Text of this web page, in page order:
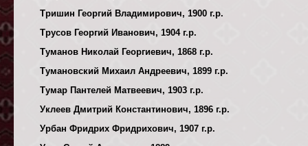
Тришин Георгий Владимирович, 1900 г.р.
Трусов Георгий Иванович, 1904 г.р.
Туманов Николай Георгиевич, 1868 г.р.
Тумановский Михаил Андреевич, 1899 г.р.
Тумар Пантелей Матвеевич, 1903 г.р.
Уклеев Дмитрий Константинович, 1896 г.р.
Урбан Фридрих Фридрихович, 1907 г.р.